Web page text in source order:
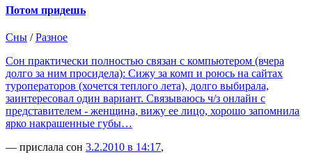
Потом придешь
Сны /Разное
Сон практически полностью связан с компьютером (вчера
долго за ним просидела): Сижу за комп и роюсь на сайтах
туроператоров (хочется теплого лета), долго выбирала,
заинтересовал один вариант. Связываюсь ч/з онлайн с
представителем - женщина, вижу ее лицо, хорошо запомнила
ярко накрашенные губы…
— прислала сон 3.2.2010 в 14:17,